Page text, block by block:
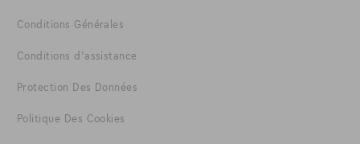
Conditions Générales
Conditions d'assistance
Protection Des Données
Politique Des Cookies